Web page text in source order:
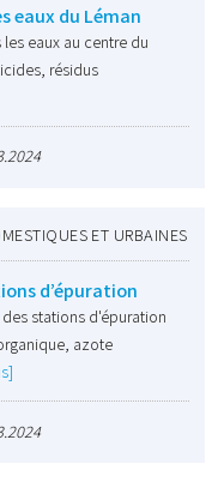
eaux du Léman
eaux au centre du
résidus
ET URBAINES
d’épuration
stations d'épuration
azote